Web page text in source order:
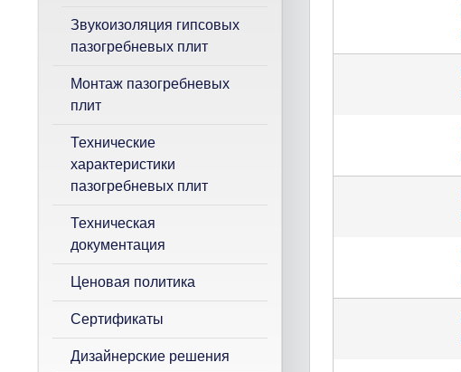
Звукоизоляция гипсовых
пазогребневых плит
Монтаж пазогребневых
плит
Технические
характеристики
пазогребневых плит
Техническая
документация
Ценовая политика
Сертификаты
Дизайнерские решения